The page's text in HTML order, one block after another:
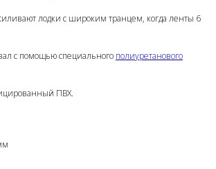
лодки с широким транцем, когда ленты 6
с помощью специального полиуретанового
ПВХ.